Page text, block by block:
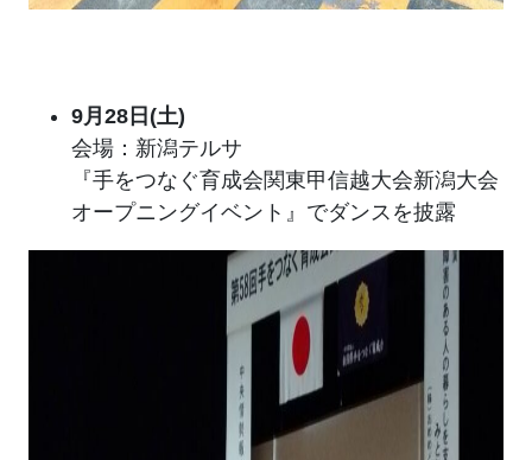
9月28日(土)
会場：新潟テルサ
『手をつなぐ育成会関東甲信越大会新潟大会
オープニングイベント』でダンスを披露